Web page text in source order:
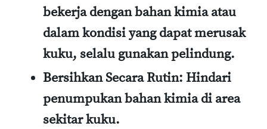
bekerja dengan bahan kimia atau
dalam kondisi yang dapat merusak
kuku, selalu gunakan pelindung.
Bersihkan Secara Rutin: Hindari
penumpukan bahan kimia di area
sekitar kuku.